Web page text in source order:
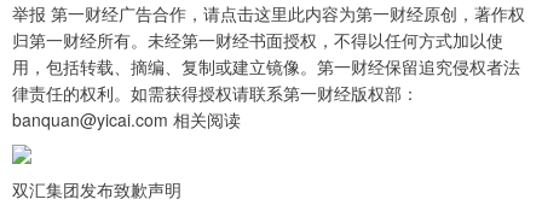
举报 第一财经广告合作，请点击这里此内容为第一财经原创，著作权
归第一财经所有。未经第一财经书面授权，不得以任何方式加以使
用，包括转载、摘编、复制或建立镜像。第一财经保留追究侵权者法
律责任的权利。如需获得授权请联系第一财经版权部：
banquan@yicai.com 相关阅读
双汇集团发布致歉声明